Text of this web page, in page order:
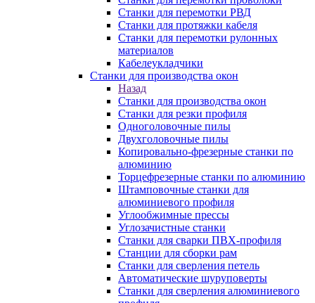
Станки для перемотки РВД
Станки для протяжки кабеля
Станки для перемотки рулонных
материалов
Кабелеукладчики
Станки для производства окон
Назад
Станки для производства окон
Станки для резки профиля
Одноголовочные пилы
Двухголовочные пилы
Копировально-фрезерные станки по
алюминию
Торцефрезерные станки по алюминию
Штамповочные станки для
алюминиевого профиля
Углообжимные прессы
Углозачистные станки
Станки для сварки ПВХ-профиля
Станции для сборки рам
Станки для сверления петель
Автоматические шуруповерты
Станки для сверления алюминиевого